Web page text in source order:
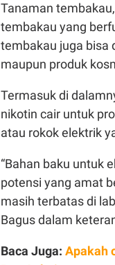
Tanaman
tembakau yang
tembakau juga bisa
maupun produk
Termasuk di
nikotin cair untuk
atau rokok elektrik
“Bahan baku untuk
potensi yang amat
masih terbatas di
Bagus dalam
Baca Juga: Apakah